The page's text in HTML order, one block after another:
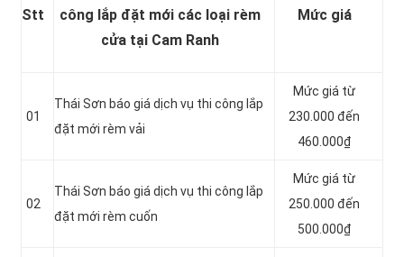
Stt
công lắp đặt mới các loại rèm
cửa tại Cam Ranh
Mức giá
01
Thái Sơn báo giá dịch vụ thi công lắp
đặt mới rèm vải
Mức giá từ
230.000 đến
460.000₫
02
Thái Sơn báo giá dịch vụ thi công lắp
đặt mới rèm cuốn
Mức giá từ
250.000 đến
500.000₫